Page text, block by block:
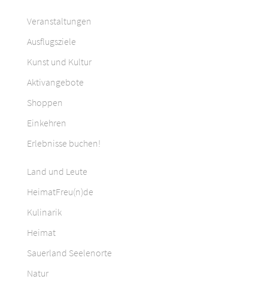
Veranstaltungen
Ausflugsziele
Kunst und Kultur
Aktivangebote
Shoppen
Einkehren
Erlebnisse buchen!
Land und Leute
HeimatFreu(n)de
Kulinarik
Heimat
Sauerland Seelenorte
Natur